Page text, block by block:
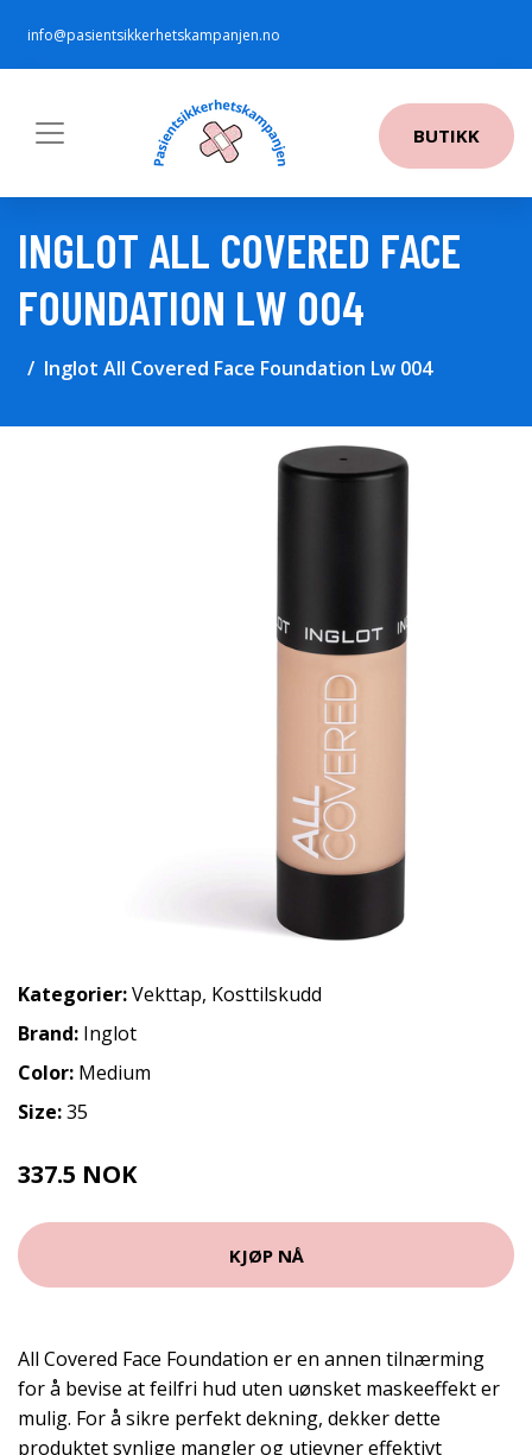
info@pasientsikkerhetskampanjen.no
BUTIKK
INGLOT ALL COVERED FACE
FOUNDATION LW 004
Inglot All Covered Face Foundation Lw 004
Kategorier:Vekttap, Kosttilskudd
Brand: Inglot
Color: Medium
Size:35
337.5 NOK
KJØP NÅ
All Covered Face Foundation er en annen tilnærming
for å bevise at feilfri hud uten uønsket maskeeffekt er
mulig. For å sikre perfekt dekning, dekker dette
produktet synlige mangler og utjevner effektivt